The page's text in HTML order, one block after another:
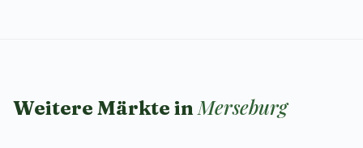
Weitere Märkte inMerseburg